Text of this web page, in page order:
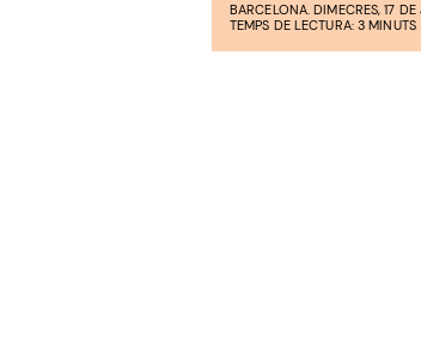
BARCELONA. DIMECRES, 17
TEMPS DE LECTURA: 3 MINUTS